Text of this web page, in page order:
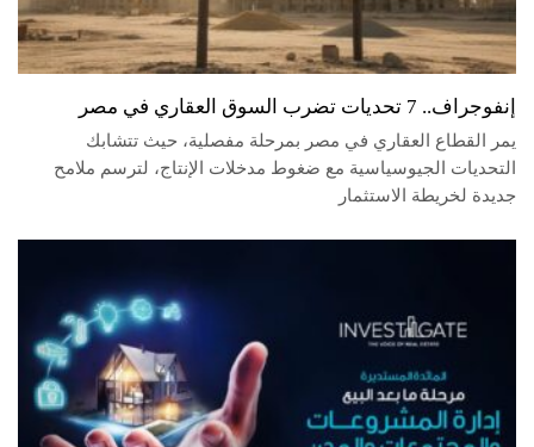
إنفوجراف.. 7 تحديات تضرب السوق العقاري في مصر
يمر القطاع العقاري في مصر بمرحلة مفصلية، حيث تتشابك
التحديات الجيوسياسية مع ضغوط مدخلات الإنتاج، لترسم ملامح
جديدة لخريطة الاستثمار